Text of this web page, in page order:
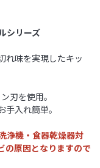
シリーズ
れ味を実現したキッ
刃を使用。
入れ簡単。
浄機・食器乾燥器対
の原因となりますので